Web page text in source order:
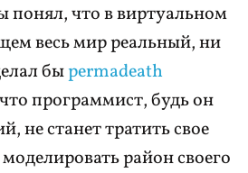
понял, что в виртуальном
весь мир реальный, ни
быpermadeath
программист, будь он
не станет тратить свое
район своего